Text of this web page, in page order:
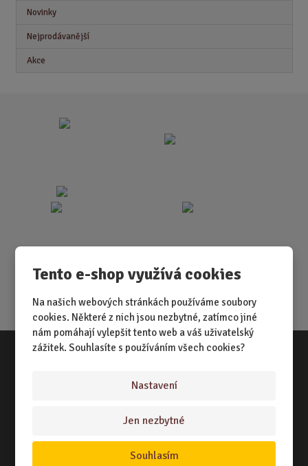
Tento e-shop využívá cookies
Na našich webových stránkách používáme soubory
cookies. Některé z nich jsou nezbytné, zatímco jiné
nám pomáhají vylepšit tento web a váš uživatelský
zážitek. Souhlasíte s používáním všech cookies?
Nastavení
Jen nezbytné
Souhlasím
Novinky
Nejprodávanější
Akce
Vše o nákupu
TERMÍNY ODESLÁNÍ ZBOŽÍ
ZPŮSOB DORUČENÍ